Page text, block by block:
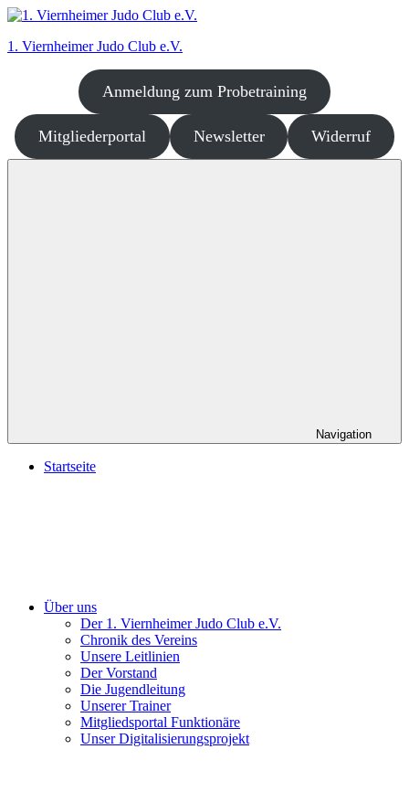
Zum
springen
1. Viernheimer Judo Club e.V.
dort
wo
es
Anmeldung zum Probetraining
Mitgliederportal Newsletter Widerruf
Navigation
Startseite
Über uns
Der 1. Viernheimer Judo Club e.V.
Chronik des Vereins
Unsere Leitlinien
Der Vorstand
Die Jugendleitung
Unserer Trainer
Mitgliedsportal Funktionäre
Unser Digitalisierungsprojekt